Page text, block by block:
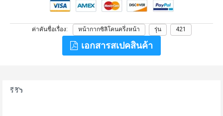
ค่าคันชื่อเรื่อง หน้ากากซิลิโคนครึ่งหน้า รุ่น 421
เอกสารสเปคสินค้า
รีวิว